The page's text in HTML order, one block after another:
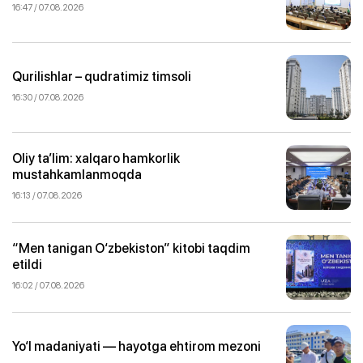
16:47 / 07.08.2026
Qurilishlar – qudratimiz timsoli
16:30 / 07.08.2026
Oliy ta’lim: xalqaro hamkorlik
mustahkamlanmoqda
16:13 / 07.08.2026
“Men tanigan O‘zbekiston” kitobi taqdim
etildi
16:02 / 07.08.2026
Yo‘l madaniyati — hayotga ehtirom mezoni